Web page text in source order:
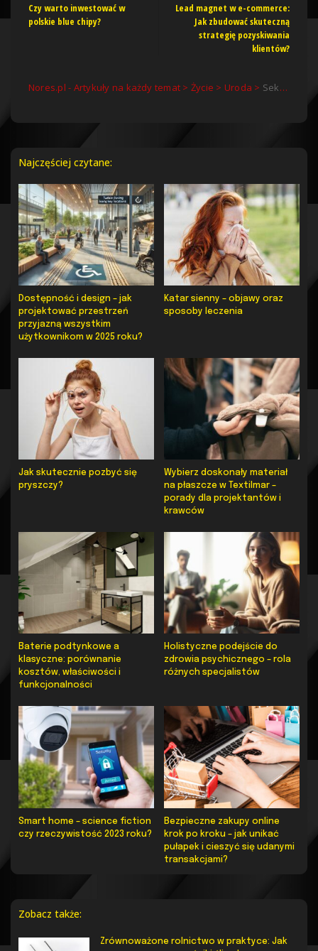
Czy warto inwestować w
polskie blue chipy?
Lead magnet w e-commerce:
Jak zbudować skuteczną
strategię pozyskiwania
klientów?
Nores.pl - Artykuły na każdy temat > Życie > Uroda > Sekrety pięknej cery: Co jeść, aby zachwycać zdrowym blaskiem?
Najczęściej czytane:
Dostępność i design – jak
projektować przestrzeń
przyjazną wszystkim
użytkownikom w 2025 roku?
Katar sienny – objawy oraz
sposoby leczenia
Jak skutecznie pozbyć się
pryszczy?
Wybierz doskonały materiał
na płaszcze w Textilmar –
porady dla projektantów i
krawców
Baterie podtynkowe a
klasyczne: porównanie
kosztów, właściwości i
funkcjonalności
Holistyczne podejście do
zdrowia psychicznego – rola
różnych specjalistów
Smart home – science fiction
czy rzeczywistość 2023 roku?
Bezpieczne zakupy online
krok po kroku – jak unikać
pułapek i cieszyć się udanymi
transakcjami?
Zobacz także:
Zrównoważone rolnictwo w praktyce: Jak